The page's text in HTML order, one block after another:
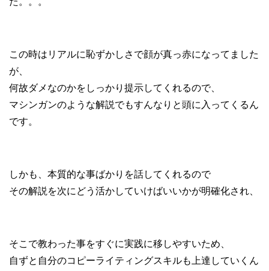
この時はリアルに恥ずかしさで顔が真っ赤になってました
が、
何故ダメなのかをしっかり提示してくれるので、
マシンガンのような解説でもすんなりと頭に入ってくるん
です。
しかも、本質的な事ばかりを話してくれるので
その解説を次にどう活かしていけばいいかが明確化され、
そこで教わった事をすぐに実践に移しやすいため、
自ずと自分のコピーライティングスキルも上達していくん